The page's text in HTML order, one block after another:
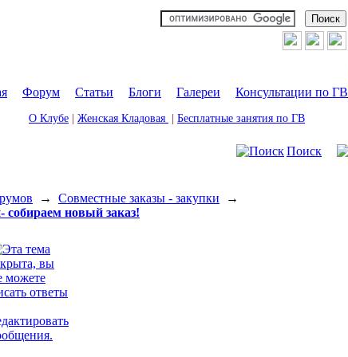
Форум Статьи Блоги Галереи Консультации по ГВ
О Клубе Женская Кладовая Бесплатные занятия по ГВ
Поиск
→ Совместные заказы - закупки →
новый заказ!